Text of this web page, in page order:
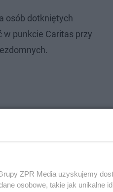
osób dotkniętych
w punkcie Caritas przy
ZPR Media uzyskujemy
osobowe, takie jak unikalne